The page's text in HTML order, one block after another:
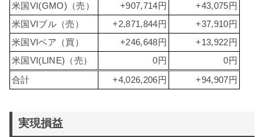
米国VI(GMO)（売）
+907,714円
+43,075円
米国VIブル（売）
+2,871,844円
+37,910円
米国VIベア（買）
+246,648円
+13,922円
米国VI(LINE)（売）
0円 0円
合計 +4,026,206円 +94,907円
実現損益